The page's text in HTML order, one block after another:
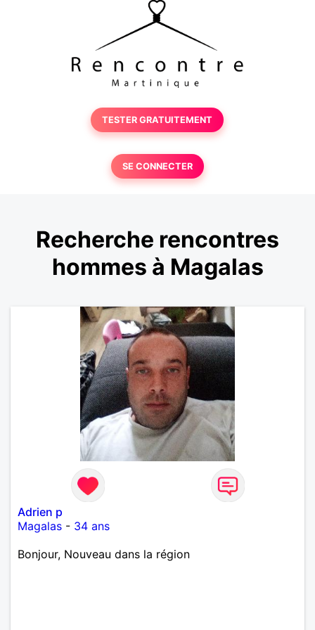
TESTER GRATUITEMENT
SE CONNECTER
Recherche rencontres
hommes à Magalas
Adrien p
Magalas - 34 ans
Bonjour, Nouveau dans la région